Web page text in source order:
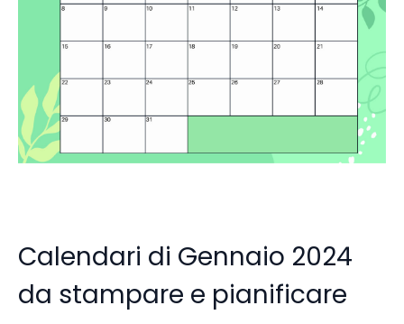
Calendari di Gennaio 2024
da stampare e pianificare